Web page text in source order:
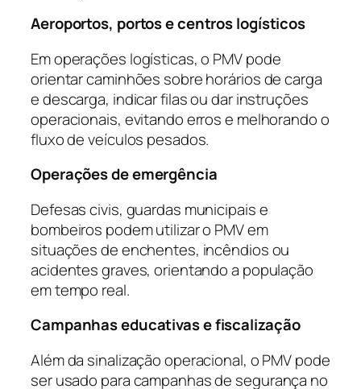
Aeroportos, portos e centros logísticos
Em operações logísticas, o PMV pode
orientar caminhões sobre horários de carga
e descarga, indicar filas ou dar instruções
operacionais, evitando erros e melhorando o
fluxo de veículos pesados.
Operações de emergência
Defesas civis, guardas municipais e
bombeiros podem utilizar o PMV em
situações de enchentes, incêndios ou
acidentes graves, orientando a população
em tempo real.
Campanhas educativas e fiscalização
Além da sinalização operacional, o PMV pode
ser usado para campanhas de segurança no